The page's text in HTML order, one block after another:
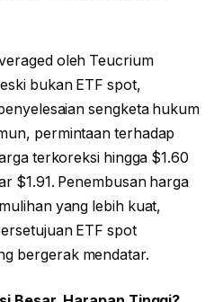
oleh Teucrium
bukan ETF spot,
sengketa hukum
permintaan terhadap
terkoreksi hingga $1.60
$1.91. Penembusan harga
yang lebih kuat,
ETF spot
bergerak mendatar.